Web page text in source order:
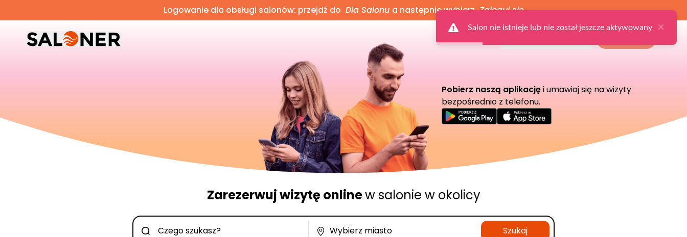
Logowanie dla obsługi salonów: przejdź do Dla Salonu a następnie wybierzZaloguj się
Pobierz naszą aplikacjęi umawiaj się na wizyty
bezpośrednio z telefonu.
Zarezerwuj wizytę onlinew salonie w okolicy
Szukaj
Salon nie istnieje lub nie został jeszcze aktywowany ×